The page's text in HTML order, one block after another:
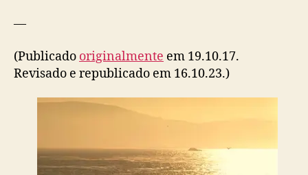
—
(Publicado originalmente em 19.10.17.
Revisado e republicado em 16.10.23.)